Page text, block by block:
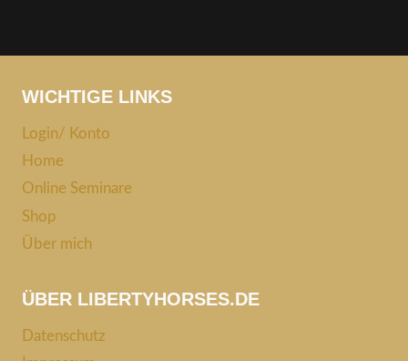
WICHTIGE LINKS
Login/ Konto
Home
Online Seminare
Shop
Über mich
ÜBER LIBERTYHORSES.DE
Datenschutz